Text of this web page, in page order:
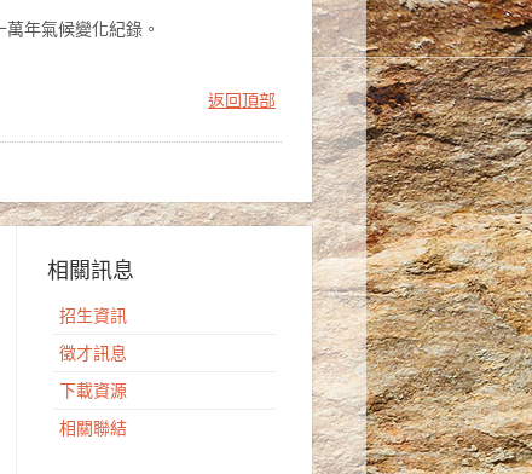
年氣候變化紀錄。
返回頂部
相關訊息
招生資訊
徵才訊息
下載資源
相關聯結